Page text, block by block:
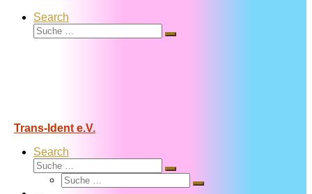
Search
Suche
Suche
Trans-Ident e.V.
Search
Suche
Suche
Suche
Suche